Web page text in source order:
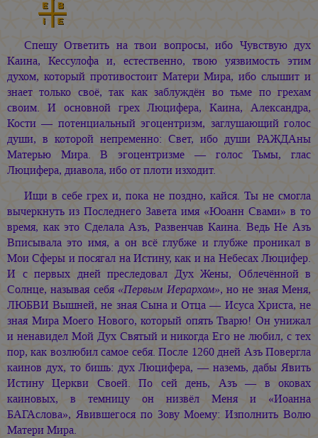
Спешу Ответить на твои вопросы, ибо Чувствую дух
Каина, Кессулофа и, естественно, твою уязвимость этим
духом, который противостоит Матери Мира, ибо слышит и
знает только своё, так как заблуждён во тьме по грехам
своим. И основной грех Люцифера, Каина, Александра,
Кости — потенциальный эгоцентризм, заглушающий голос
души, в которой непременно: Свет, ибо души РАЖДАны
Матерью Мира. В эгоцентризме — голос Тьмы, глас
Люцифера, диавола, ибо от плоти изходит.
Ищи в себе грех и, пока не поздно, кайся. Ты не смогла
вычеркнуть из Последнего Завета имя «Юоанн Свами» в то
время, как это Сделала Азъ, Развенчав Каина. Ведь Не Азъ
Вписывала это имя, а он всё глубже и глубже проникал в
Мои Сферы и посягал на Истину, как и на Небесах Люцифер.
И с первых дней преследовал Дух Жены, Облечённой в
Солнце, называя себя «Первым Иерархом», но не зная Меня,
ЛЮБВИ Вышней, не зная Сына и Отца — Исуса Христа, не
зная Мира Моего Нового, который опять Тварю! Он унижал
и ненавидел Мой Дух Святый и никогда Его не любил, с тех
пор, как возлюбил самое себя. После 1260 дней Азъ Повергла
каинов дух, то бишь: дух Люцифера, — наземь, дабы Явить
Истину Церкви Своей. По сей день, Азъ — в оковах
каиновых, в темницу он низвёл Меня и «Иоанна
БАГАслова», Явившегося по Зову Моему: Изполнить Волю
Матери Мира.